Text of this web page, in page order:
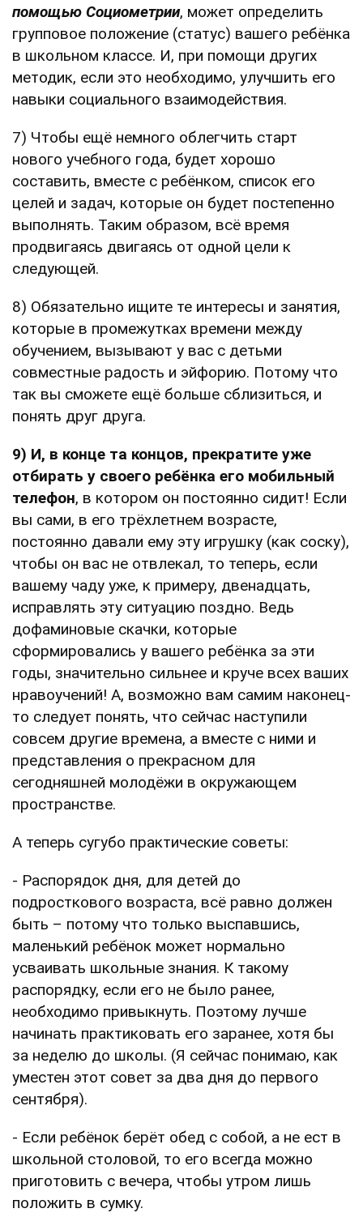
помощью Социометрии, может определить
групповое положение (статус) вашего ребёнка
в школьном классе. И, при помощи других
методик, если это необходимо, улучшить его
навыки социального взаимодействия.
7) Чтобы ещё немного облегчить старт
нового учебного года, будет хорошо
составить, вместе с ребёнком, список его
целей и задач, которые он будет постепенно
выполнять. Таким образом, всё время
продвигаясь двигаясь от одной цели к
следующей.
8) Обязательно ищите те интересы и занятия,
которые в промежутках времени между
обучением, вызывают у вас с детьми
совместные радость и эйфорию. Потому что
так вы сможете ещё больше сблизиться, и
понять друг друга.
9) И, в конце та концов, прекратите уже
отбирать у своего ребёнка его мобильный
телефон, в котором он постоянно сидит! Если
вы сами, в его трёхлетнем возрасте,
постоянно давали ему эту игрушку (как соску),
чтобы он вас не отвлекал, то теперь, если
вашему чаду уже, к примеру, двенадцать,
исправлять эту ситуацию поздно. Ведь
дофаминовые скачки, которые
сформировались у вашего ребёнка за эти
годы, значительно сильнее и круче всех ваших
нравоучений! А, возможно вам самим наконец-
то следует понять, что сейчас наступили
совсем другие времена, а вместе с ними и
представления о прекрасном для
сегодняшней молодёжи в окружающем
пространстве.
А теперь сугубо практические советы:
- Распорядок дня, для детей до
подросткового возраста, всё равно должен
быть – потому что только выспавшись,
маленький ребёнок может нормально
усваивать школьные знания. К такому
распорядку, если его не было ранее,
необходимо привыкнуть. Поэтому лучше
начинать практиковать его заранее, хотя бы
за неделю до школы. (Я сейчас понимаю, как
уместен этот совет за два дня до первого
сентября).
- Если ребёнок берёт обед с собой, а не ест в
школьной столовой, то его всегда можно
приготовить с вечера, чтобы утром лишь
положить в сумку.